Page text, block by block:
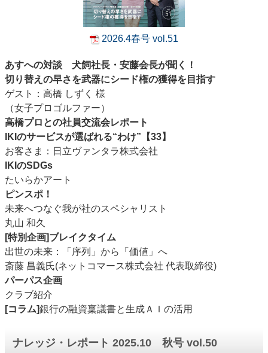
2026.4春号 vol.51
あすへの対談 犬飼社長・安藤会長が聞く！
切り替えの早さを武器にシード権の獲得を目指す
ゲスト：高橋 しずく 様
（女子プロゴルファー）
高橋プロとの社員交流会レポート
IKIのサービスが選ばれる“わけ”【33】
お客さま：日立ヴァンタラ株式会社
IKIのSDGs
たいらかアート
ピンスポ！
未来へつなぐ我が社のスペシャリスト
丸山 和久
[特別企画]ブレイクタイム
出世の未来：「序列」から「価値」へ
斎藤 昌義氏(ネットコマース株式会社 代表取締役)
パーパス企画
クラブ紹介
[コラム]銀行の融資稟議書と生成ＡＩの活用
ナレッジ・レポート 2025.10 秋号 vol.50